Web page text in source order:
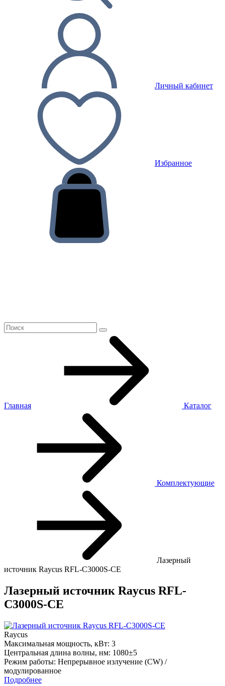
Личный кабинет
Избранное
Главная Каталог
Комплектующие
Лазерный
источник Raycus RFL-C3000S-CE
Лазерный источник Raycus RFL-
C3000S-CE
Raycus
Максимальная мощность, кВт: 3
Центральная длина волны, нм: 1080±5
Режим работы: Непрерывное излучение (CW) /
модулированное
Подробнее